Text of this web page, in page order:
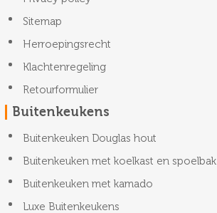
Sitemap
Herroepingsrecht
Klachtenregeling
Retourformulier
Buitenkeukens
Buitenkeuken Douglas hout
Buitenkeuken met koelkast en spoelbak
Buitenkeuken met kamado
Luxe Buitenkeukens